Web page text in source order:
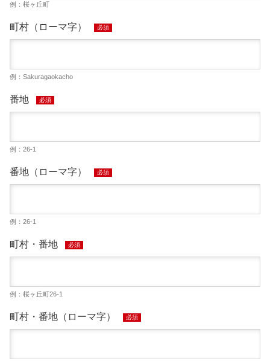
例：桜ヶ丘町
町村（ローマ字） 必須
例：Sakuragaokacho
番地 必須
例：26-1
番地（ローマ字） 必須
例：26-1
町村・番地 必須
例：桜ヶ丘町26-1
町村・番地（ローマ字） 必須